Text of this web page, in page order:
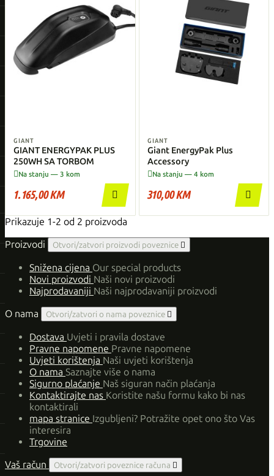
GIANT
GIANT ENERGYPAK PLUS
250WH SA TORBOM
Na stanju — 3 kom
1.165,00 KM 
GIANT
Giant EnergyPak Plus
Accessory
Na stanju — 4 kom
310,00 KM 
Prikazuje 1-2 od 2 proizvoda
Proizvodi
Otvori/zatvori proizvodi poveznice 
Snižena cijena Our special products
Novi proizvodi Naši novi proizvodi
Najprodavaniji Naši najprodavaniji proizvodi
O nama
Otvori/zatvori o nama poveznice 
Dostava Uvjeti i pravila dostave
Pravne napomene Pravne napomene
Uvjeti korištenja Naši uvjeti korištenja
O nama Saznajte više o nama
Sigurno plaćanje Naš siguran način plaćanja
Kontaktirajte nas Koristite našu formu kako bi nas
kontaktirali
mapa stranice Izgubljeni? Potražite opet ono što Vas
interesira
Trgovine
Vaš račun
Otvori/zatvori poveznice računa 